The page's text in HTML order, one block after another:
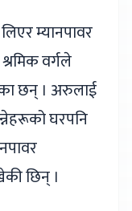
म्यानपावर
वर्गले
छन् । अरुलाई
घरपनि
छिन् ।